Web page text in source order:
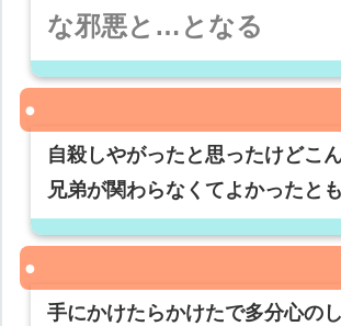
な邪悪と…となる
自殺しやがったと思ったけどこ
兄弟が関わらなくてよかったと
手にかけたらかけたで多分心の